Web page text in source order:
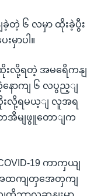
ခဲ့တဲ့ ၆ လမှာ ထိုးခဲ့ပွီး
ာပါ။
းလို့ရတဲ့ အမရေိကနျ
တဲ့နောကျ ၆ လပွည့ျ
းလို့ရမယ့ျ လူအရ
အိမျဖွူတောျက
19 ကာကှယျ
ထကျတှအေတှကျ